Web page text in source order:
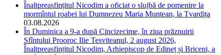
Înaltpreasfințitul Nicodim a oficiat o slujbă de pomenire la
mormîntul roabei lui Dumnezeu Maria Muntean, la Tvardița
03.08.2026
În Duminica a 9-a după Cincizecime, în ziua prăznuirii
Sfîntului Prooroc Ilie Tesviteanul, 2 august 2026,
Înaltpreasfințitul Nicodim, Arhiepiscop de Edineț și Briceni, a